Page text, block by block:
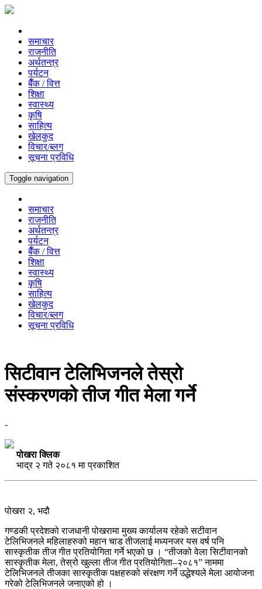
समाचार
राजनीति
अर्थतन्त्र
पर्यटन
बैँक / वित्त
शिक्षा
स्वास्थ्य
कृषि
साहित्य
खेलकुद
विचार/ब्लग
सूचना प्रविधि
Toggle navigation
समाचार
राजनीति
अर्थतन्त्र
पर्यटन
बैँक / वित्त
शिक्षा
स्वास्थ्य
कृषि
साहित्य
खेलकुद
विचार/ब्लग
सूचना प्रविधि
सिटीवान टेलिभिजनले तेस्रो
संस्करणको तीज गीत मेला गर्ने
-
पोखरा क्लिक
भाद्र २ गते २०८१ मा प्रकाशित
पोखरा २, भदौ
गण्डकी प्रदेशको राजधानी पोखरामा मुख्य कार्यालय रहेको सटीवान
टेलिभिजनले महिलाहरुको महान चाड तीजलाई मध्यनजर यस वर्ष पनि
सास्कृतीक तीज गीत प्रतियोगिता गर्ने भएको छ । “तीजको वेला सिटीवानको
सास्कृतीक मेला, तेस्रो खुल्ला तीज गीत प्रतियोगिता–२०८१” नाममा
टेलिभिजनले तीजका सास्कृतीक पक्षहरुको संरक्षण गर्ने उद्धेश्यले मेला आयोजना
गरेको टेलिभिजनले जनाएको हो ।